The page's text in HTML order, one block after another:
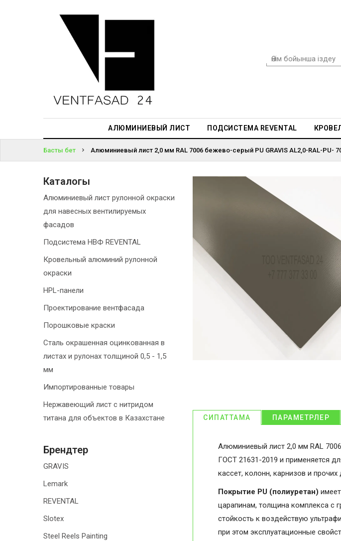
АЛЮМИНИЕВЫЙ ЛИСТ ПОДСИСТЕМА REVENTAL
АЛЮМИНИЕВЫЙ
ПРОЕКТИРОВАНИЕ
КІРІҢІЗ
ПАРОЛЬДІ
БА?
Басты бет Алюминиевый лист 2,0 мм RAL 7006 бежево-серый PU GRAVIS AL2,0-RAL-PU-
СИПАТТАМА ПАРАМЕТРЛЕР
Алюминиевый лист 2,0 мм RAL
ГОСТ 21631-2019 и применяется
кассет, колонн, карнизов и
Покрытие PU (полиуретан)
царапинам, толщина комплекса с
стойкость к воздействую
при этом эксплуатационные
Каталогы
Алюминиевый лист рулонной окраски
для навесных вентилируемых
фасадов
Подсистема НВФ REVENTAL
Кровельный алюминий рулонной
окраски
HPL-панели
Проектирование вентфасада
Порошковые краски
Сталь окрашенная оцинкованная в
листах и рулонах толщиной 0,5 - 1,5
мм
Импортированные товары
Нержавеющий лист с нитридом
титана для объектов в Казахстане
Брендтер
GRAVIS
Lemark
REVENTAL
Slotex
Steel Reels Painting